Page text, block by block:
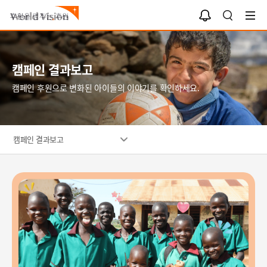
검
색
알
림
함
캠페인 결과보고
캠페인 후원으로 변화된 아이들의 이야기를 확인하세요.
캠페인 결과보고
환
하
고
있
는
닭
선
고
기
뻐
식
생
약
아
동